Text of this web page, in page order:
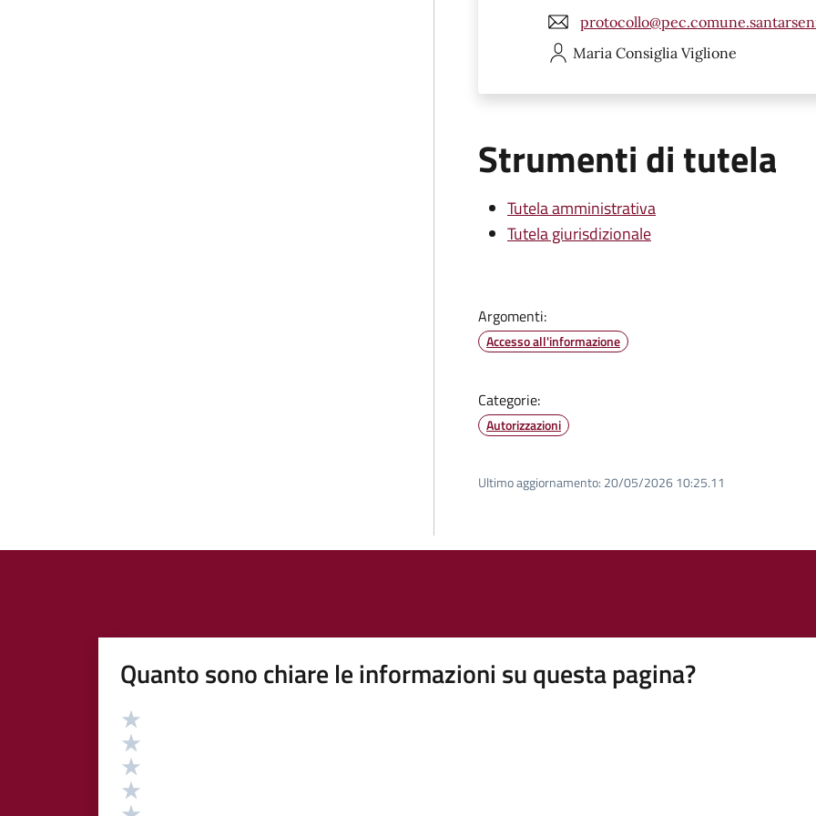
Maria Consiglia Viglione
Strumenti di tutela
Tutela amministrativa
Tutela giurisdizionale
Argomenti:
Accesso all'informazione
Categorie:
Autorizzazioni
Ultimo aggiornamento: 20/05/2026 10:25.11
Quanto sono chiare le informazioni su questa pagina?
Valutazione